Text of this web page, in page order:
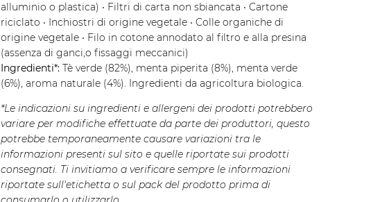
alluminio o plastica) • Filtri di carta non sbiancata • Cartone
riciclato • Inchiostri di origine vegetale • Colle organiche di
origine vegetale • Filo in cotone annodato al filtro e alla presina
(assenza di ganci,o fissaggi meccanici)
Ingredienti*:Tè verde (82%), menta piperita (8%), menta verde
(6%), aroma naturale (4%). Ingredienti da agricoltura biologica.
*Le indicazioni su ingredienti e allergeni dei prodotti potrebbero
variare per modifiche effettuate da parte dei produttori, questo
potrebbe temporaneamente causare variazioni tra le
informazioni presenti sul sito e quelle riportate sui prodotti
consegnati. Ti invitiamo a verificare sempre le informazioni
riportate sull'etichetta o sul pack del prodotto prima di